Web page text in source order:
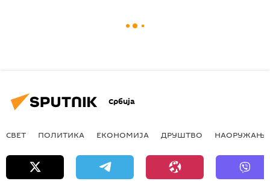
Србија
СВЕТ ПОЛИТИКА ЕКОНОМИЈА ДРУШТВО НАОРУЖАЊЕ